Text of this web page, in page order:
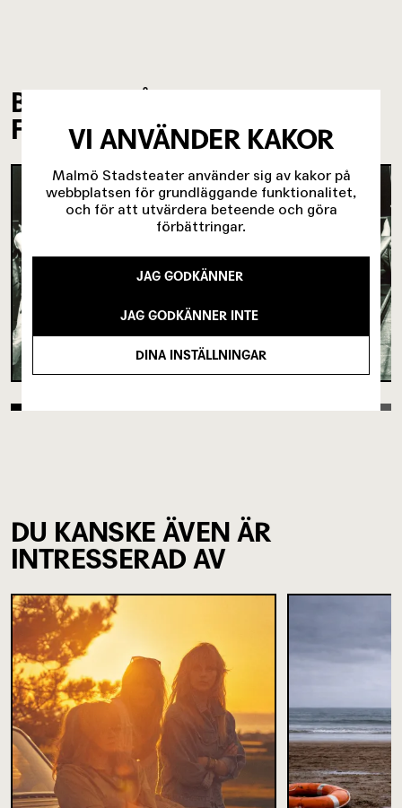
BILDER FRÅN
FÖRESTÄLLNINGEN
DU KANSKE ÄVEN ÄR
INTRESSERAD AV
VI ANVÄNDER KAKOR
Malmö Stadsteater använder sig av kakor på
webbplatsen för grundläggande funktionalitet,
och för att utvärdera beteende och göra
förbättringar.
JAG GODKÄNNER
JAG GODKÄNNER INTE
DINA INSTÄLLNINGAR